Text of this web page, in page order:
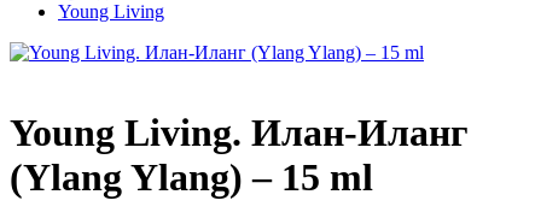
Young Living
Young Living. Илан-Иланг
(Ylang Ylang) – 15 ml